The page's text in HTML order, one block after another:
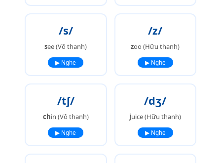
/s/
see (Vô thanh)
▶ Nghe
/z/
zoo (Hữu thanh)
▶ Nghe
/tʃ/
chin (Vô thanh)
▶ Nghe
/dʒ/
juice (Hữu thanh)
▶ Nghe